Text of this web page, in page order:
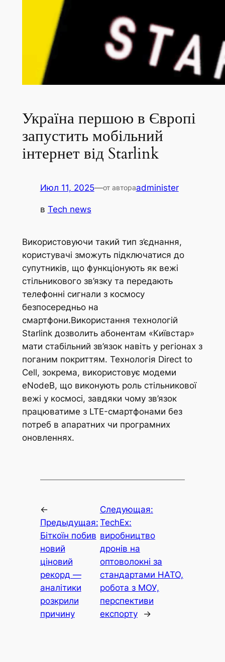
Україна першою в Європі
запустить мобільний
інтернет від Starlink
Июл 11, 2025—от автораadminister
в Tech news
Використовуючи такий тип з’єднання,
користувачі зможуть підключатися до
супутників, що функціонують як вежі
стільникового зв’язку та передають
телефонні сигнали з космосу
безпосередньо на
смартфони.Використання технологій
Starlink дозволить абонентам «Київстар»
мати стабільний зв’язок навіть у регіонах з
поганим покриттям. Технологія Direct to
Cell, зокрема, використовує модеми
eNodeB, що виконують роль стільникової
вежі у космосі, завдяки чому зв’язок
працюватиме з LTE-смартфонами без
потреб в апаратних чи програмних
оновленнях.
←
Предыдущая:
Біткоїн побив
новий
ціновий
рекорд —
аналітики
розкрили
причину
Следующая:
TechEx:
виробництво
дронів на
оптоволокні за
стандартами НАТО,
робота з МОУ,
перспективи
експорту
→